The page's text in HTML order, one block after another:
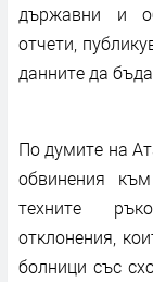
държавни и
отчети,
данните да
По думите на
обвинения
техните
отклонения,
болници със